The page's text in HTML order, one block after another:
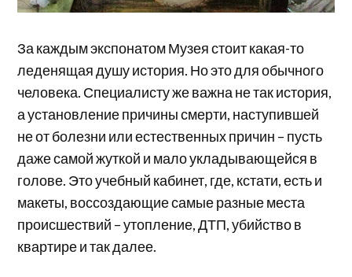
За каждым экспонатом Музея стоит какая-то
леденящая душу история. Но это для обычного
человека. Специалисту же важна не так история,
а установление причины смерти, наступившей
не от болезни или естественных причин – пусть
даже самой жуткой и мало укладывающейся в
голове. Это учебный кабинет, где, кстати, есть и
макеты, воссоздающие самые разные места
происшествий – утопление, ДТП, убийство в
квартире и так далее.